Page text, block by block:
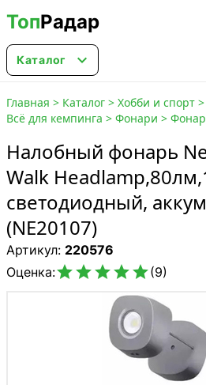
ТопРадар
Каталог 
Главная > Каталог > Хобби и спорт >
Всё для кемпинга > Фонари >
Налобный фонарь
Walk
светодиодный,
(NE20107)
Артикул: 220576
Оценка:(9)